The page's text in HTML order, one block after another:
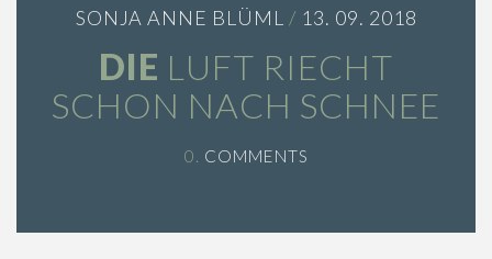
SONJA ANNE BLÜML / 13. 09. 2018
DIE LUFT RIECHT
SCHON NACH SCHNEE
0. COMMENTS